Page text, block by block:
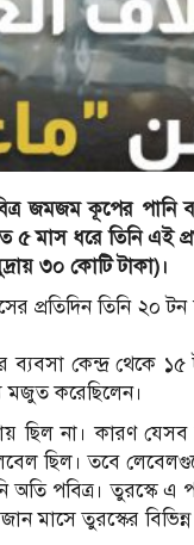
জমজম কূপের পানি
৫ মাস ধরে তিনি
৩০ কোটি টাকা)।
প্রতিদিন তিনি ২০
ব্যবসা কেন্দ্র থেকে
মজুত করেছিলেন।
ছিল না। কারণ
ছিল। তবে
অতি পবিত্র। তুরস্কে
মাসে তুরস্কের